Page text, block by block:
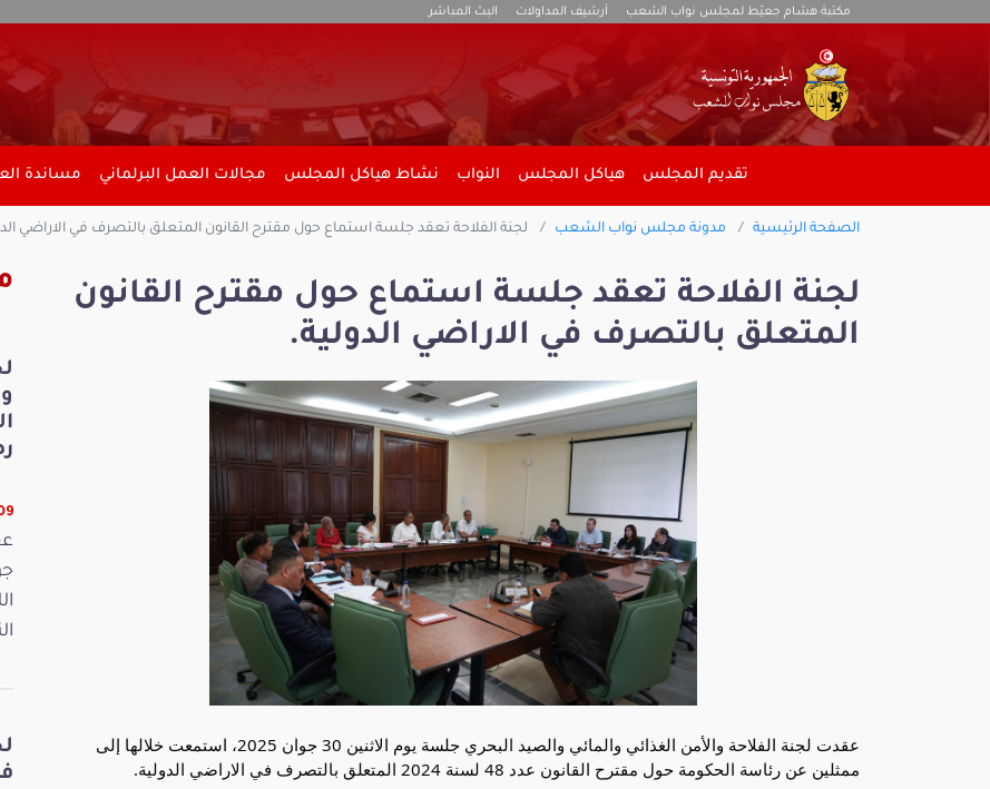
مكتبة هشام جعيّط لمجلس نواب الشعب أرشيف المداولات البث المباشر
تقديم المجلس هياكل المجلس النواب نشاط هياكل المجلس مجالات العمل البرلماني مساندة
الصفحة الرئيسية مدونة مجلس نواب الشعب لجنة الفلاحة تعقد جلسة استماع حول مقترح القانون المتعلق بالتصرف في الاراضي
لجنة الفلاحة تعقد جلسة استماع حول مقترح القانون
المتعلق بالتصرف في الاراضي الدولية.
عقدت لجنة الفلاحة والأمن الغذائي والمائي والصيد البحري جلسة يوم الاثنين 30 جوان 2025، استمعت خلالها إلى
ممثلين عن رئاسة الحكومة حول مقترح القانون عدد 48 لسنة 2024 المتعلق بالتصرف في الاراضي الدولية.